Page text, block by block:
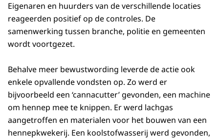
Eigenaren en huurders van de verschillende locaties
reageerden positief op de controles. De
samenwerking tussen branche, politie en gemeenten
wordt voortgezet.
Behalve meer bewustwording leverde de actie ook
enkele opvallende vondsten op. Zo werd er
bijvoorbeeld een ‘cannacutter’ gevonden, een machine
om hennep mee te knippen. Er werd lachgas
aangetroffen en materialen voor het bouwen van een
hennepkwekerij. Een koolstofwasserij werd gevonden,